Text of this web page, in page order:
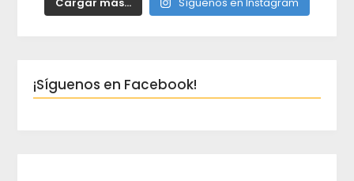
¡Síguenos en Facebook!